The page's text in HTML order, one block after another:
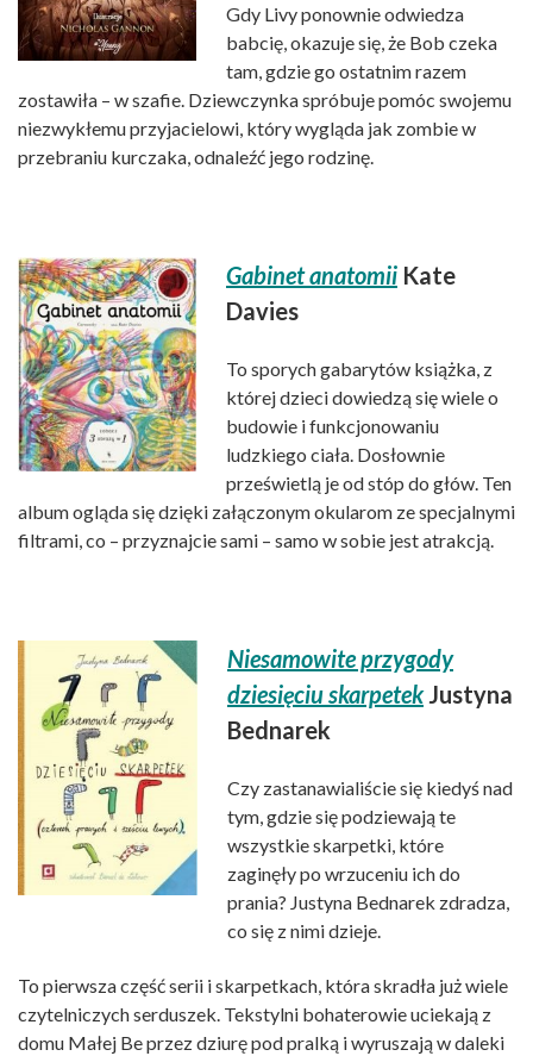
Gdy Livy ponownie odwiedza
babcię, okazuje się, że Bob czeka
tam, gdzie go ostatnim razem
zostawiła – w szafie. Dziewczynka spróbuje pomóc swojemu
niezwykłemu przyjacielowi, który wygląda jak zombie w
przebraniu kurczaka, odnaleźć jego rodzinę.
Gabinet anatomii Kate
Davies
To sporych gabarytów książka, z
której dzieci dowiedzą się wiele o
budowie i funkcjonowaniu
ludzkiego ciała. Dosłownie
prześwietlą je od stóp do głów. Ten
album ogląda się dzięki załączonym okularom ze specjalnymi
filtrami, co – przyznajcie sami – samo w sobie jest atrakcją.
Niesamowite przygody
dziesięciu skarpetekJustyna
Bednarek
Czy zastanawialiście się kiedyś nad
tym, gdzie się podziewają te
wszystkie skarpetki, które
zaginęły po wrzuceniu ich do
prania? Justyna Bednarek zdradza,
co się z nimi dzieje.
To pierwsza część serii i skarpetkach, która skradła już wiele
czytelniczych serduszek. Tekstylni bohaterowie uciekają z
domu Małej Be przez dziurę pod pralką i wyruszają w daleki